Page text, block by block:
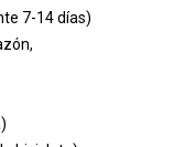
7-14 días)